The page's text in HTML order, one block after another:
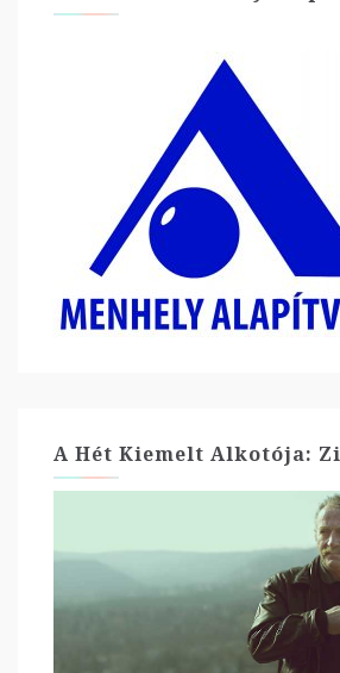
A Hét Kiemelt Alkotója: